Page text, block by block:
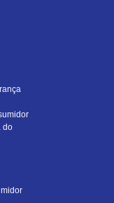
do